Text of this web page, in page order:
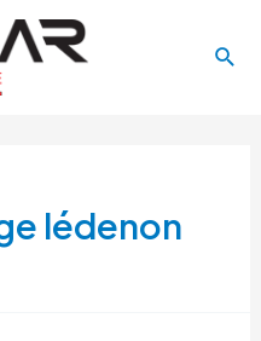
lédenon